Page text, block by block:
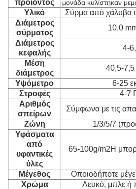
προϊόντος μονάδα κυλίστηκαν
Υλικό
Σύρμα από χάλυβα
Διάμετρος
σύρματος
10,0
Διάμετρος
κεφαλής
4-
Μέση
διάμετρος
40,5-7,5
Υψόμετρο
6-25
Στροφές
4-7
Αριθμός
σπείρων
Σύμφωνα με τις
Ζώνη
1/3/5/7
Υφάσματα
από
υφαντικές
ύλες
65-100g/m2Η
Μέγεθος
Οποιοδήποτε
Χρώμα
Λευκό, μπλε ή